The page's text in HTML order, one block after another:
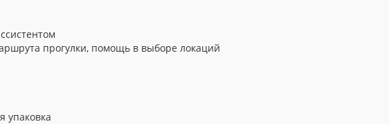
прогулки, помощь в выборе локаций
упаковка